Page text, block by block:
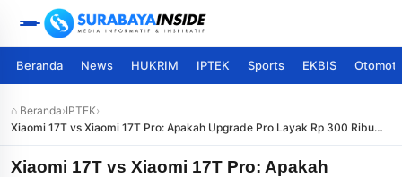
Beranda News HUKRIM IPTEK Sports EKBIS
⌂ Beranda›IPTEK›
Xiaomi 17T vs Xiaomi 17T Pro: Apakah Upgrade Pro Layak Rp 300 Ribu
Lebih?
Xiaomi 17T vs Xiaomi 17T Pro: Apakah